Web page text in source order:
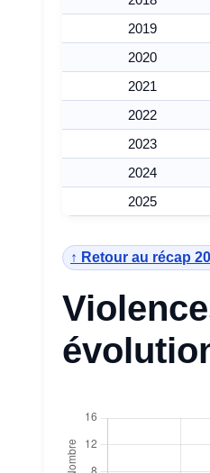
2019
2020
2021
2022
2023
2024
2025
↑ Retour au récap